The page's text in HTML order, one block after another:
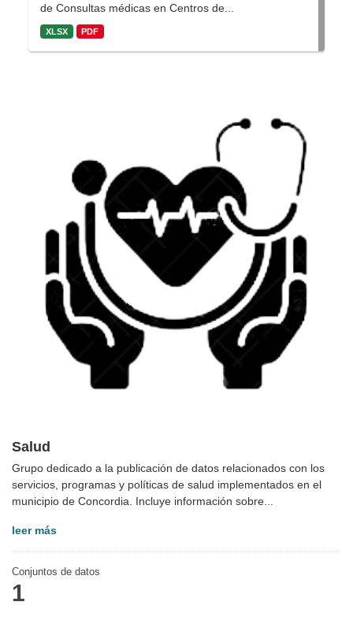
Salud
Grupo dedicado a la publicación de datos relacionados con los
servicios, programas y políticas de salud implementados en el
municipio de Concordia. Incluye información sobre...
leer más
Conjuntos de datos
1
de Consultas médicas en Centros de...
XLSX PDF